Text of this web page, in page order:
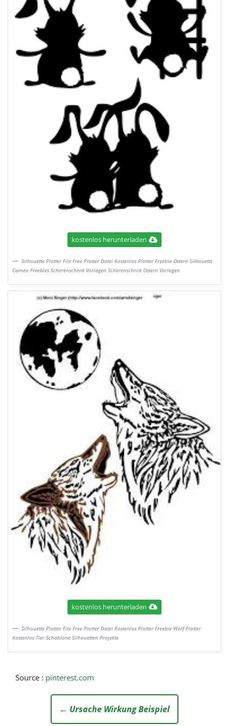
kostenlos herunterladen
Silhouette Plotter File Free Plotter Datei Kostenlos Plotter Freebie Ostern Silhouette
Cameo Freebies Scherenschnitt Vorlagen Scherenschnitt Ostern Vorlagen
kostenlos herunterladen
Silhouette Plotter File Free Plotter Datei Kostenlos Plotter Freebie Wolf Plotter
Kostenlos Tier Schablone Silhouetten Projekte
Source : pinterest.com
← Ursache Wirkung Beispiel